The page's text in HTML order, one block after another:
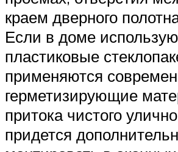
краем дверного
Если в доме
пластиковые
применяются
герметизирующие
притока чистого
придется